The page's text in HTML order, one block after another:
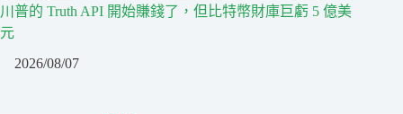
川普的 Truth API 開始賺錢了，但比特幣財庫巨虧 5 億美
元
2026/08/07